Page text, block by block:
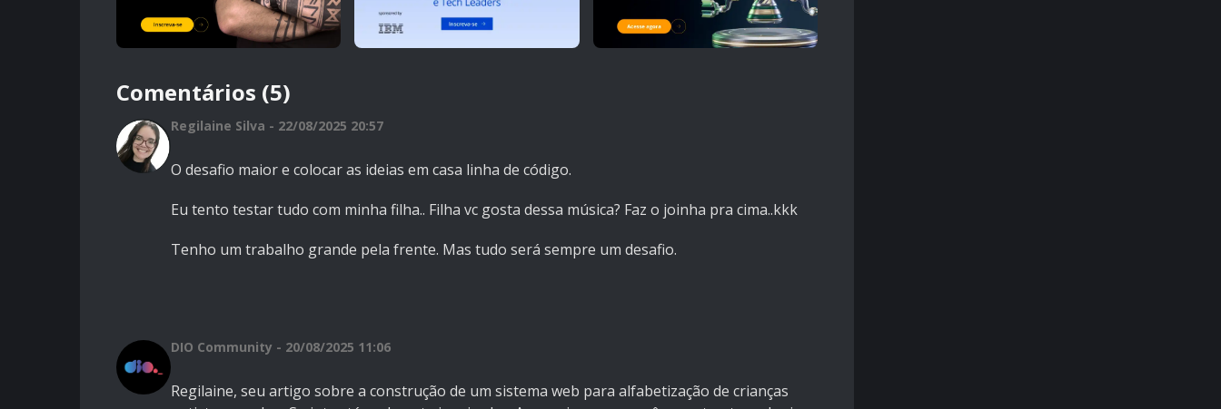
Comentários (5)
Regilaine Silva - 22/08/2025 20:57
O desafio maior e colocar as ideias em casa linha de código.
Eu tento testar tudo com minha filha.. Filha vc gosta dessa música? Faz o joinha pra cima..kkk
Tenho um trabalho grande pela frente. Mas tudo será sempre um desafio.
DIO Community - 20/08/2025 11:06
Regilaine, seu artigo sobre a construção de um sistema web para alfabetização de crianças